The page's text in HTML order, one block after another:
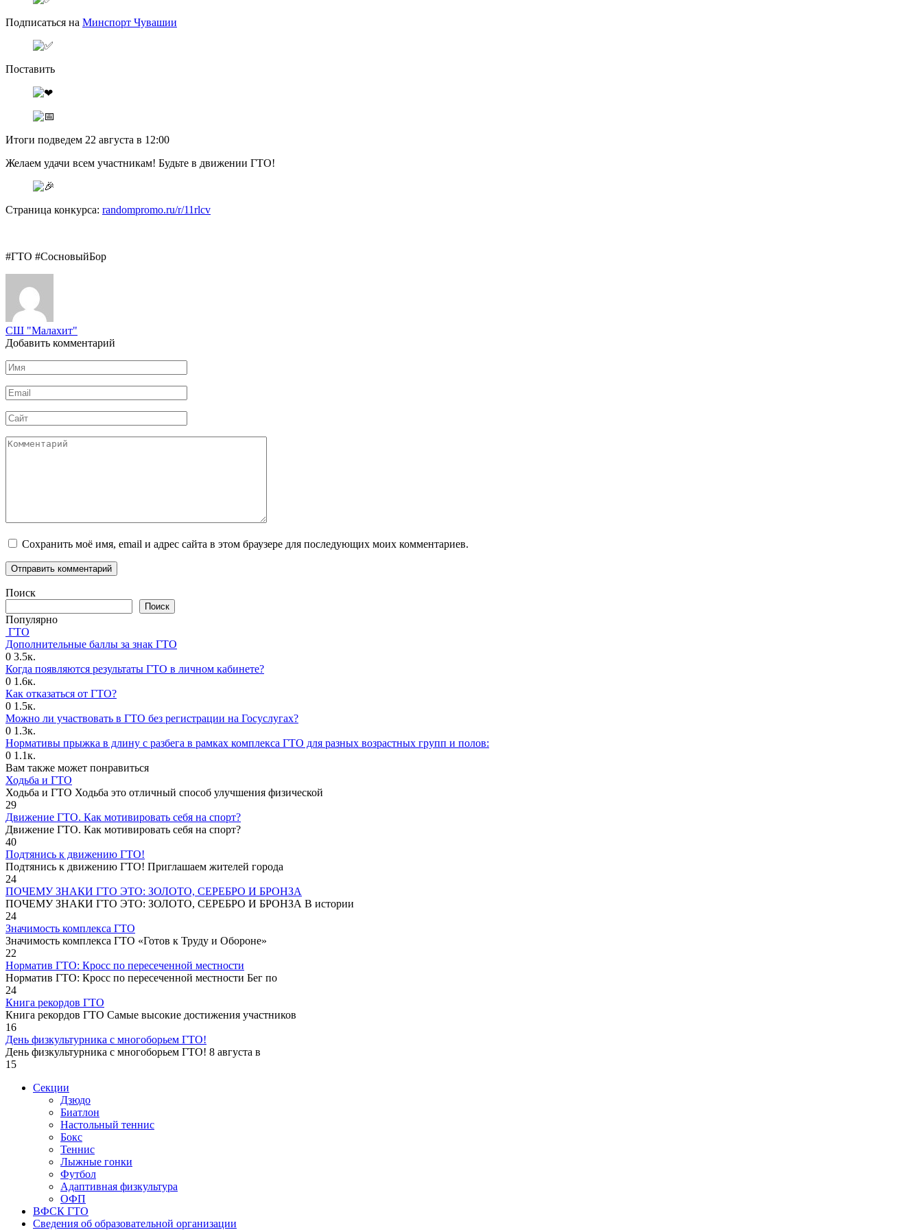
Подписаться на Минспорт Чувашии
Поставить
Итоги подведем 22 августа в 12:00
Желаем удачи всем участникам! Будьте в движении ГТО!
Страница конкурса: randompromo.ru/r/11rlcv
#ГТО #СосновыйБор
СШ "Малахит"
Добавить комментарий
Имя
*
Email
*
Сайт
Комментарий
Сохранить моё имя, email и адрес сайта в этом браузере для последующих моих комментариев.
Поиск
Поиск
Популярно
ГТО
Дополнительные баллы за знак ГТО
0 3.5к.
Когда появляются результаты ГТО в личном кабинете?
0 1.6к.
Как отказаться от ГТО?
0 1.5к.
Можно ли участвовать в ГТО без регистрации на Госуслугах?
0 1.3к.
Нормативы прыжка в длину с разбега в рамках комплекса ГТО для разных возрастных групп и полов:
0 1.1к.
Вам также может понравиться
Ходьба и ГТО
Ходьба и ГТО Ходьба это отличный способ улучшения физической
29
Движение ГТО. Как мотивировать себя на спорт?️
Движение ГТО. Как мотивировать себя на спорт?
40
Подтянись к движению ГТО!
Подтянись к движению ГТО! Приглашаем жителей города
24
ПОЧЕМУ ЗНАКИ ГТО ЭТО: ЗОЛОТО, СЕРЕБРО И БРОНЗА
ПОЧЕМУ ЗНАКИ ГТО ЭТО: ЗОЛОТО, СЕРЕБРО И БРОНЗА В истории
24
Значимость комплекса ГТО
Значимость комплекса ГТО «Готов к Труду и Обороне»
22
Норматив ГТО: Кросс по пересеченной местности
Норматив ГТО: Кросс по пересеченной местности Бег по
24
Книга рекордов ГТО
Книга рекордов ГТО Самые высокие достижения участников
16
День физкультурника с многоборьем ГТО!
День физкультурника с многоборьем ГТО! 8 августа в
15
Секции
Дзюдо
Биатлон
Настольный теннис
Бокс
Теннис
Лыжные гонки
Футбол
Адаптивная физкультура
ОФП
ВФСК ГТО
Сведения об образовательной организации